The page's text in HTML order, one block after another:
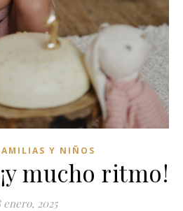
Y NIÑOS
mucho ritmo!
enero, 2025